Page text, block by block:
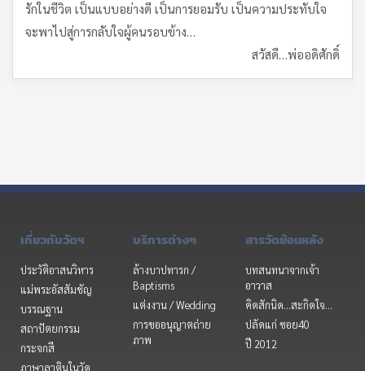
รักในชีวิต เป็นแบบอย่างดี เป็นการยอมรับ เป็นความประทับใจ
จะพาไปสู่การกลับใจผู้คนรอบข้าง…
สวัสดี…พ่ออดิศักดิ์
เกี่ยวกับวัดฯ
ประวัติอาสนวิหาร
แม่พระอัสสัมชัญ
บรรณฐาน
สถาปัตยกรรม
กระจกสี
ภาษาลาตินในวัด
บริการต่างๆ
ล้างบาปทารก /
Baptisms
แต่งงาน / Wedding
การขออนุญาตถ่าย
ภาพ
สารวัดย้อนหลัง
บทสนทนาจากเจ้า
อาวาส
คิดสักนิด...สะกิดใจ...
ปลัดแก่ ซอย40
ปี 2012